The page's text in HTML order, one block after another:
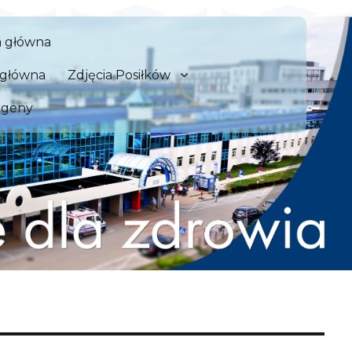
Kliniczny we
zdrowia
główna
Zdjęcia Posiłków